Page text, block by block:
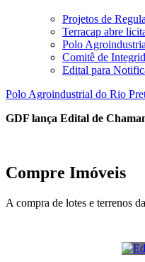
Projetos de
Terracap abre
Polo
Comitê de
Edital para
Polo Agroindustrial do Rio
GDF lança Edital de
Compre Imóveis
A compra de lotes e terrenos